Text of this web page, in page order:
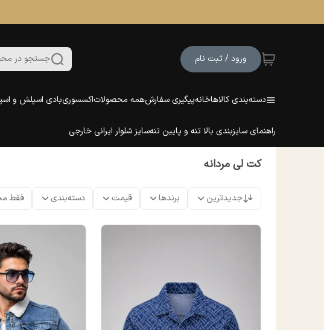
ورود / ثبت نام جستجو در
دسته‌بندی کالاهاخانهپیگیری سفارشهمه محصولاتاکسسوریبادی اسپلش و
راهنمای سایزبندی بالا تنه و پایین تنهسایز شلوار ایرانی خارجی
کت لی مردانه
جدیدترین برندها قیمت دسته‌بندی فقط